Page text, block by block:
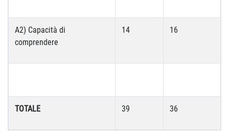
A2) Capacità di
comprendere
14 16
TOTALE 39 36